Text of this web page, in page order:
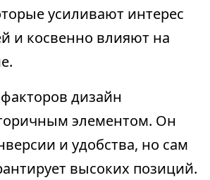
усиливают интерес
и косвенно влияют на
дизайн
элементом. Он
и удобства, но сам
высоких позиций.